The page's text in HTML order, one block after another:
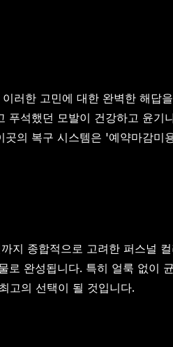
러한 고민에 대한 완벽한 해답
석했던 모발이 건강하고 윤기
의 복구 시스템은 '예약마감미
지 종합적으로 고려한 퍼스널
완성됩니다. 특히 얼룩 없이
고의 선택이 될 것입니다.